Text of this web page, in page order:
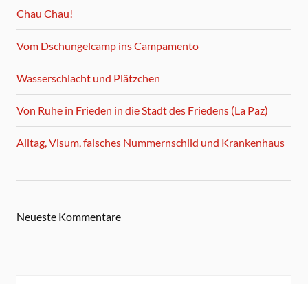
Chau Chau!
Vom Dschungelcamp ins Campamento
Wasserschlacht und Plätzchen
Von Ruhe in Frieden in die Stadt des Friedens (La Paz)
Alltag, Visum, falsches Nummernschild und Krankenhaus
Neueste Kommentare